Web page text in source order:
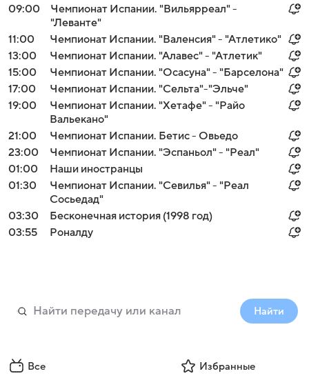
09:00
Чемпионат Испании. "Вильярреал" -
"Леванте"
11:00
Чемпионат Испании. "Валенсия" - "Атлетико"
13:00
Чемпионат Испании. "Алавес" - "Атлетик"
15:00
Чемпионат Испании. "Осасуна" - "Барселона"
17:00
Чемпионат Испании. "Сельта"-"Эльче"
19:00
Чемпионат Испании. "Хетафе" - "Райо
Вальекано"
21:00
Чемпионат Испании. Бетис - Овьедо
23:00
Чемпионат Испании. "Эспаньол" - "Реал"
01:00
Наши иностранцы
01:30
Чемпионат Испании. "Севилья" - "Реал
Сосьедад"
03:30
Бесконечная история (1998 год)
03:55
Роналду
Найти
Все Избранные